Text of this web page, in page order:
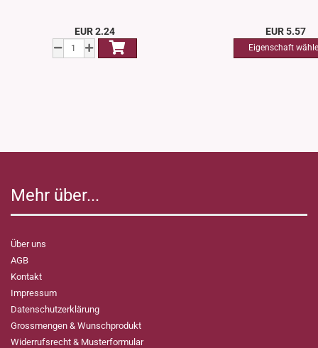
EUR 2.24 EUR 5.57
Mehr über...
Über uns
AGB
Kontakt
Impressum
Datenschutzerklärung
Grossmengen & Wunschprodukt
Widerrufsrecht & Musterformular